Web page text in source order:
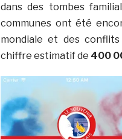
dans des tombes
communes ont été
mondiale et des
chiffre estimatif de 400